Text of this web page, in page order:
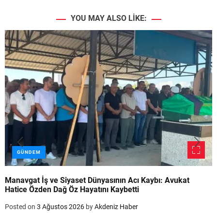
YOU MAY ALSO LIKE:
GÜNDEM
Manavgat İş ve Siyaset Dünyasının Acı Kaybı: Avukat
Hatice Özden Dağ Öz Hayatını Kaybetti
Posted on 3 Ağustos 2026 byAkdeniz Haber